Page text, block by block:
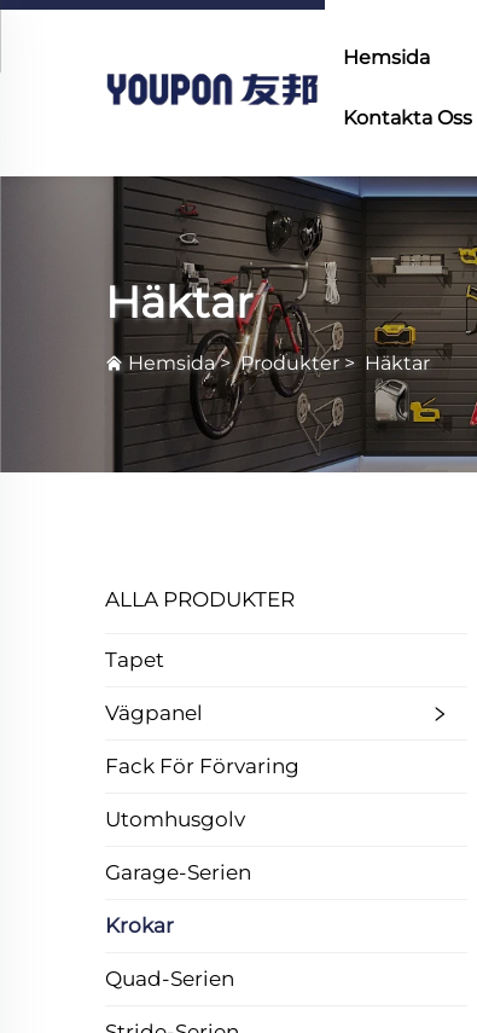
Hemsida
Kontakta Oss
Häktar
Hemsida>Produkter> Häktar
ALLA PRODUKTER
Tapet
Vägpanel
Fack För Förvaring
Utomhusgolv
Garage-Serien
Krokar
Quad-Serien